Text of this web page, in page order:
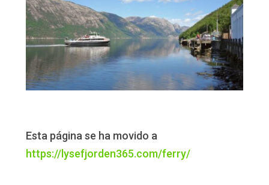
Esta página se ha movido a
https://lysefjorden365.com/ferry/